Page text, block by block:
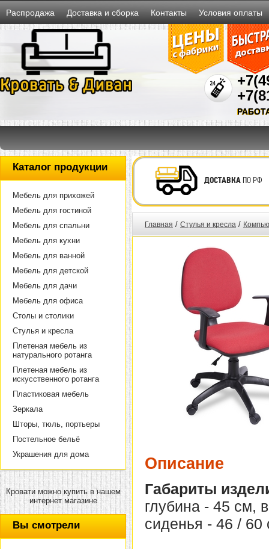
Распродажа Доставка и сборка Контакты Условия оплаты
Каталог продукции
Мебель для прихожей
Мебель для гостиной
Мебель для спальни
Мебель для кухни
Мебель для ванной
Мебель для детской
Мебель для дачи
Мебель для офиса
Столы и столики
Стулья и кресла
Плетеная мебель из
натурального ротанга
Плетеная мебель из
искусственного ротанга
Пластиковая мебель
Зеркала
Шторы, тюль, портьеры
Постельное бельё
Украшения для дома
Кровати можно купить в нашем
интернет магазине
Вы смотрели
ДОСТАВКАПО РФ
Главная / Стулья и кресла /
Описание
Габариты
глубина - 45 см,
сиденья - 46 / 60